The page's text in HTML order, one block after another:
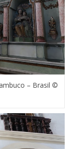
– Brasil ©